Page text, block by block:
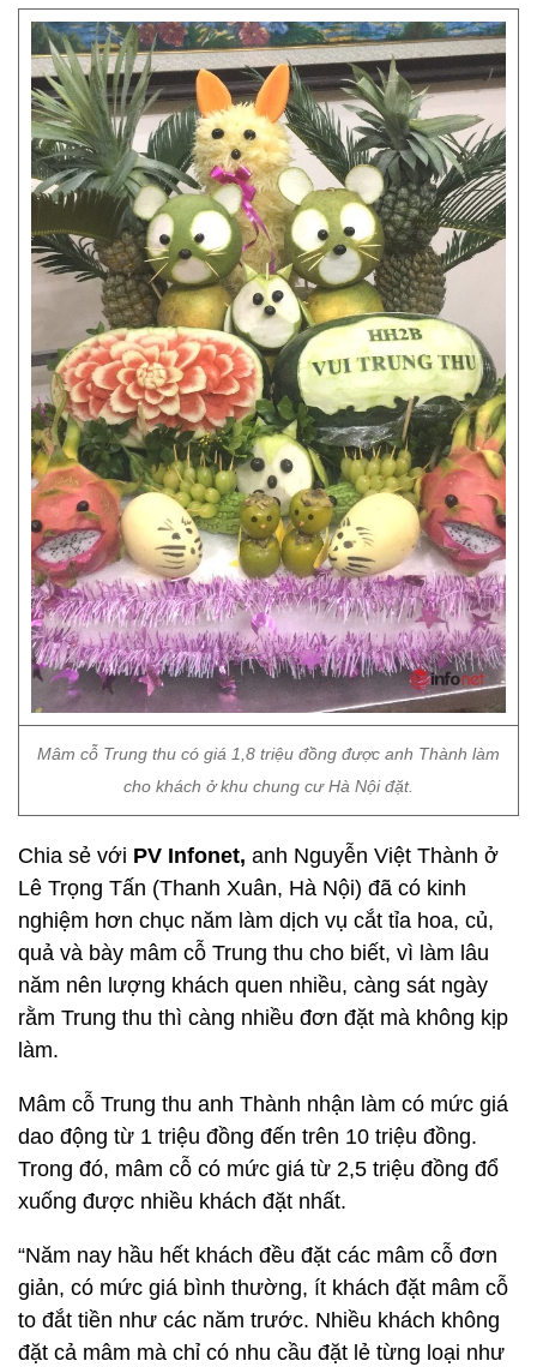
Mâm cỗ Trung thu có giá 1,8 triệu đồng được anh Thành làm
cho khách ở khu chung cư Hà Nội đặt.
Chia sẻ với PV Infonet, anh Nguyễn Việt Thành ở
Lê Trọng Tấn (Thanh Xuân, Hà Nội) đã có kinh
nghiệm hơn chục năm làm dịch vụ cắt tỉa hoa, củ,
quả và bày mâm cỗ Trung thu cho biết, vì làm lâu
năm nên lượng khách quen nhiều, càng sát ngày
rằm Trung thu thì càng nhiều đơn đặt mà không kịp
làm.
Mâm cỗ Trung thu anh Thành nhận làm có mức giá
dao động từ 1 triệu đồng đến trên 10 triệu đồng.
Trong đó, mâm cỗ có mức giá từ 2,5 triệu đồng đổ
xuống được nhiều khách đặt nhất.
“Năm nay hầu hết khách đều đặt các mâm cỗ đơn
giản, có mức giá bình thường, ít khách đặt mâm cỗ
to đắt tiền như các năm trước. Nhiều khách không
đặt cả mâm mà chỉ có nhu cầu đặt lẻ từng loại như